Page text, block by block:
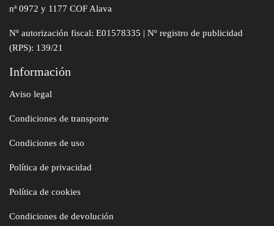
nª 0972 y 1177 COF Alava
Nº autorización fiscal: E01578335 | Nº registro de publicidad
(RPS): 139/21
Información
Aviso legal
Condiciones de transporte
Condiciones de uso
Política de privacidad
Política de cookies
Condiciones de devolución